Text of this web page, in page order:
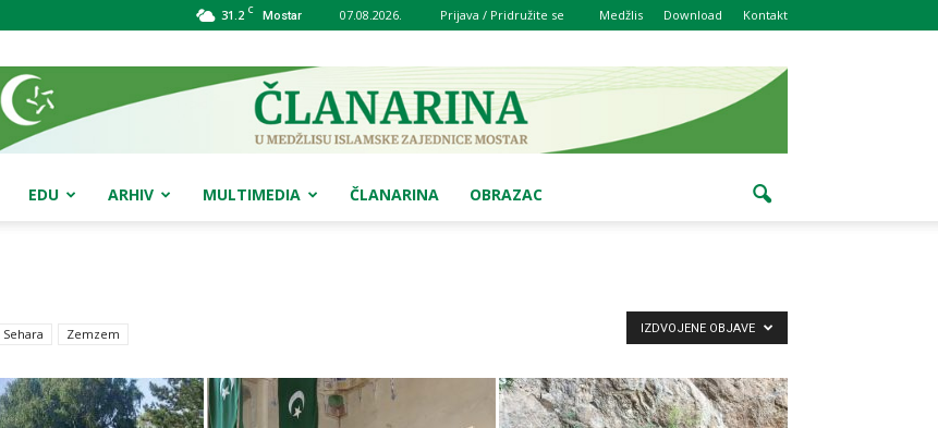
31.2 C Mostar 07.08.2026. Prijava / Pridružite se Medžlis Download Kontakt
EDU ARHIV MULTIMEDIA ČLANARINA OBRAZAC
Sehara Zemzem IZDVOJENE OBJAVE